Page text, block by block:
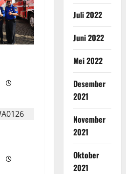
Juli 2022
Juni 2022
Mei 2022
Desember
2021
November
2021
Oktober
2021